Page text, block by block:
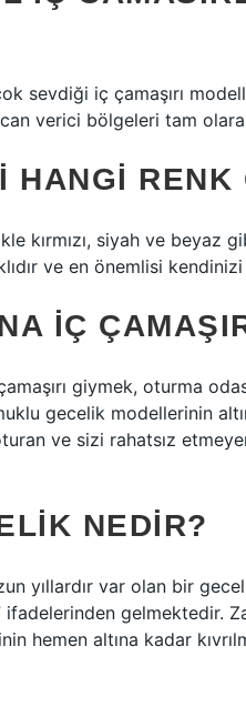
sevdiği iç çamaşırı
verici bölgeleri tam
HANGI
kırmızı, siyah ve beyaz
ve en önemlisi
IÇ
giymek, oturma
gecelik modellerinin
ve sizi rahatsız
NEDIR?
yıllardır var olan bir
ifadelerinden gelmektedir.
hemen altına kadar